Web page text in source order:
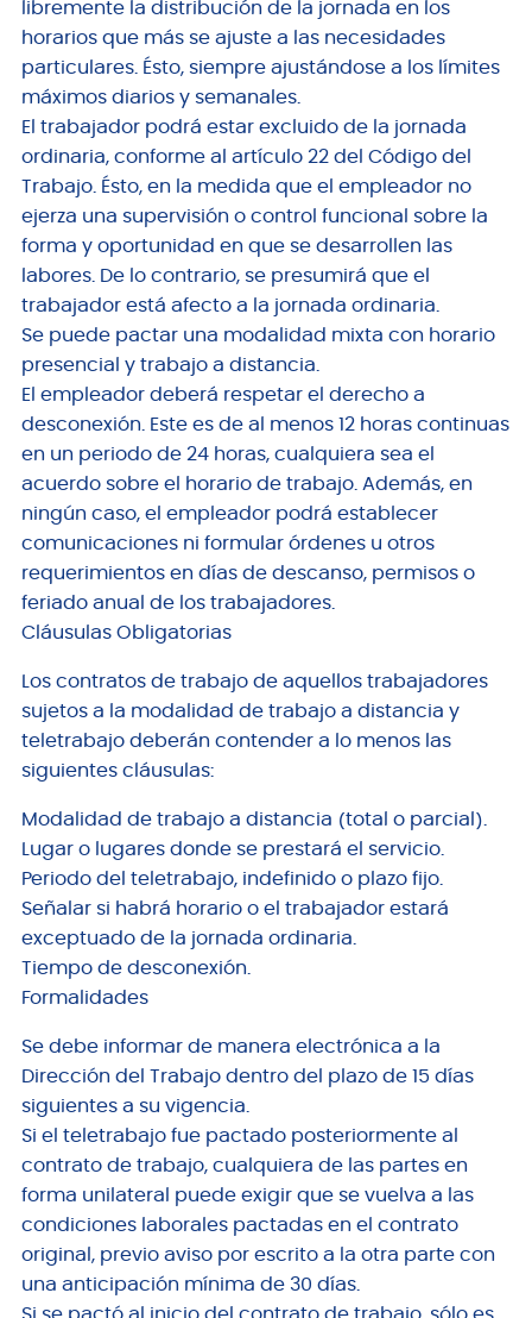
libremente la distribución de la jornada en los
horarios que más se ajuste a las necesidades
particulares. Ésto, siempre ajustándose a los límites
máximos diarios y semanales.
El trabajador podrá estar excluido de la jornada
ordinaria, conforme al artículo 22 del Código del
Trabajo. Ésto, en la medida que el empleador no
ejerza una supervisión o control funcional sobre la
forma y oportunidad en que se desarrollen las
labores. De lo contrario, se presumirá que el
trabajador está afecto a la jornada ordinaria.
Se puede pactar una modalidad mixta con horario
presencial y trabajo a distancia.
El empleador deberá respetar el derecho a
desconexión. Este es de al menos 12 horas continuas
en un periodo de 24 horas, cualquiera sea el
acuerdo sobre el horario de trabajo. Además, en
ningún caso, el empleador podrá establecer
comunicaciones ni formular órdenes u otros
requerimientos en días de descanso, permisos o
feriado anual de los trabajadores.
Cláusulas Obligatorias
Los contratos de trabajo de aquellos trabajadores
sujetos a la modalidad de trabajo a distancia y
teletrabajo deberán contender a lo menos las
siguientes cláusulas:
Modalidad de trabajo a distancia (total o parcial).
Lugar o lugares donde se prestará el servicio.
Periodo del teletrabajo, indefinido o plazo fijo.
Señalar si habrá horario o el trabajador estará
exceptuado de la jornada ordinaria.
Tiempo de desconexión.
Formalidades
Se debe informar de manera electrónica a la
Dirección del Trabajo dentro del plazo de 15 días
siguientes a su vigencia.
Si el teletrabajo fue pactado posteriormente al
contrato de trabajo, cualquiera de las partes en
forma unilateral puede exigir que se vuelva a las
condiciones laborales pactadas en el contrato
original, previo aviso por escrito a la otra parte con
una anticipación mínima de 30 días.